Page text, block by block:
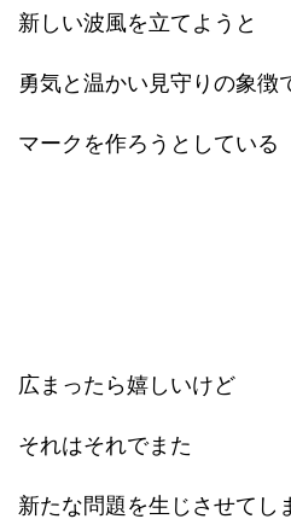
新しい波風を立てようと
勇気と温かい見守りの象徴
マークを作ろうとしている
広まったら嬉しいけど
それはそれでまた
新たな問題を生じさせてし